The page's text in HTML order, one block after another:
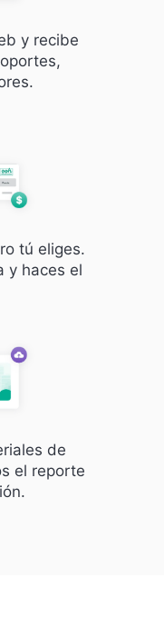
y recibe
tú eliges.
y haces el
de
el reporte